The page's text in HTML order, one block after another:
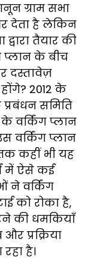
ग्राम सभा
देता है लेकिन
तैयार की
प्लान के बीच
दस्तावेज़
2012 के
समिति
वर्किंग प्लान
वर्किंग प्लान
कहीं भी यह
में ऐसे कई
ने वर्किंग
को रोका है,
की धमकियाँ
प्रक्रिया
है।